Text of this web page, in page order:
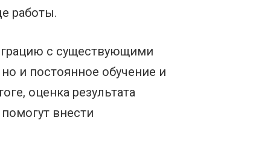
работы.
с существующими
и постоянное обучение и
оценка результата
внести